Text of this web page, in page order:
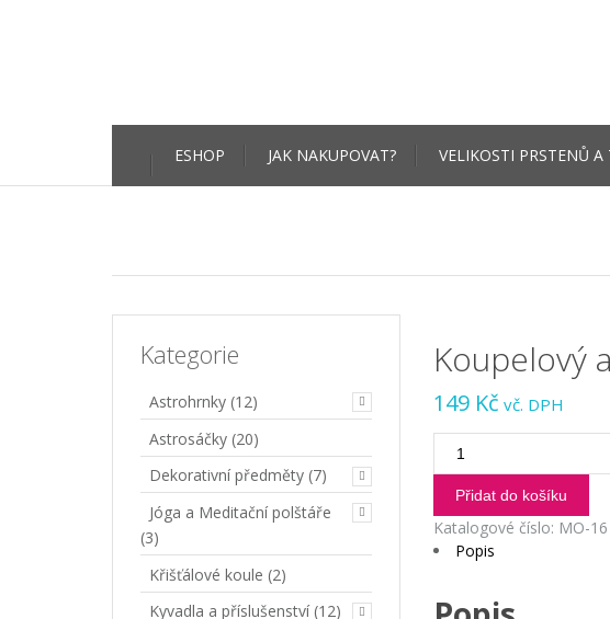
content
ESHOP JAK NAKUPOVAT? VELIKOSTI PRSTENŮ A
Koupelový
149 Kč vč. DPH
Koupelový
Masážní
Olej
Čistá
Pokožka
50ml
Přidat do košíku
Katalogové číslo: MO-16
Popis
Kategorie
Astrohrnky (12)
Astrosáčky (20)
Dekorativní předměty (7)
Jóga a Meditační polštáře
(3)
Křišťálové koule (2)
Kyvadla a příslušenství (12)